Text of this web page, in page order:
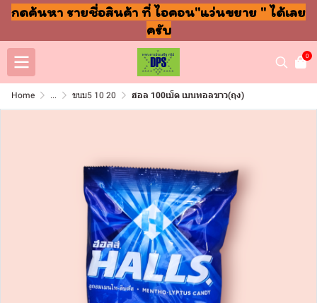
กดค้นหา รายชื่อสินค้า ที่ ไอคอน"แว่นขยาย " ได้เลย
ครับ
0
Home ... ขนม5 10 20 ฮอล 100เม็ด เมนทอลขาว(ถุง)